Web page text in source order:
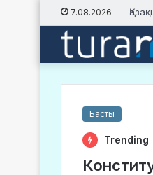
7.08.2026
Басты
Trending